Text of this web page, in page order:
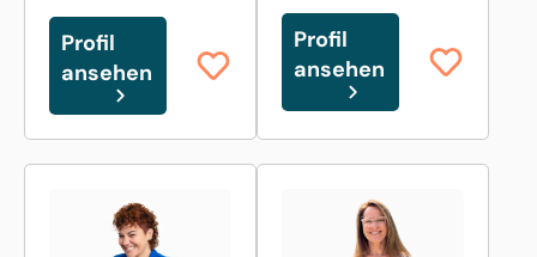
Profil
ansehen
Profil
ansehen